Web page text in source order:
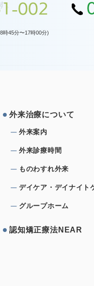
。 002
時45分〜17時00分)
外来治療について
外来案内
外来診療時間
ものわすれ外来
デイケア・デイナイト
グループホーム
認知矯正療法NEAR